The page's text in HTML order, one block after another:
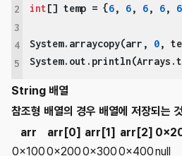
2
3
4
5
int[] temp = {6, 6, 6, 6, 6
System.arraycopy(arr, 0,
String 배열
참조형 배열의 경우 배열에 저장되는
arr
arr[0] arr[1] arr[2]
0x1000x2000x3000x400null